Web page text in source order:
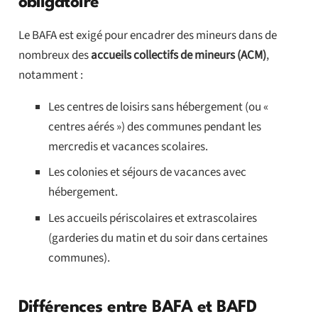
Le BAFA est exigé pour encadrer des mineurs dans de
nombreux desaccueils collectifs de mineurs (ACM),
notamment :
Les centres de loisirs sans hébergement (ou «
centres aérés ») des communes pendant les
mercredis et vacances scolaires.
Les colonies et séjours de vacances avec
hébergement.
Les accueils périscolaires et extrascolaires
(garderies du matin et du soir dans certaines
communes).
Différences entre BAFA et BAFD